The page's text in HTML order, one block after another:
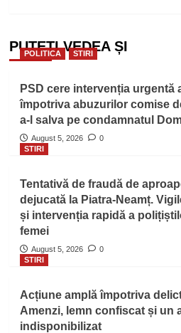
PUTEȚI VEDEA ȘI
POLITICA STIRI
PSD cere intervenția urgentă
împotriva abuzurilor comise
a-l salva pe condamnatul
August 5, 2026
0
STIRI
Tentativă de fraudă de
dejucată la Piatra-Neamț.
și intervenția rapidă a
femei
August 5, 2026
0
STIRI
Acțiune amplă împotriva
Amenzi, lemn confiscat și un
indisponibilizat